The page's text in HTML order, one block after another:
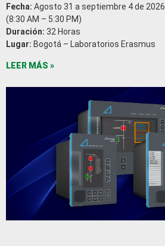
Fecha: Agosto 31 a septiembre 4 de 2026
(8:30 AM – 5:30 PM)
Duración: 32 Horas
Lugar: Bogotá – Laboratorios Erasmus
LEER MÁS »